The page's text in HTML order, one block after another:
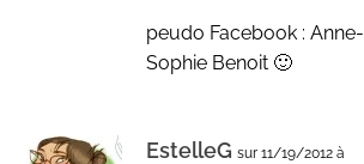
peudo Facebook : Anne-
Sophie Benoit 🙂
EstelleG sur 11/19/2012 à